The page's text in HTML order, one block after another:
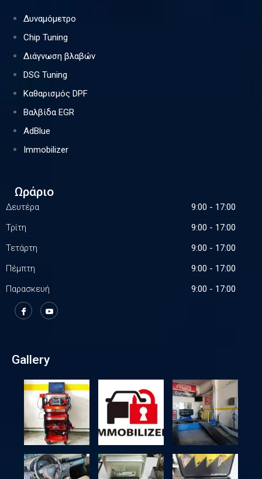
Δυναμόμετρο
Chip Tuning
Διάγνωση βλαβών
DSG Tuning
Καθαρισμός DPF
Βαλβίδα EGR
AdBlue
Immobilizer
Ωράριο
Δευτέρα
9:00 - 17:00
Τρίτη
9:00 - 17:00
Τετάρτη
9:00 - 17:00
Πέμπτη
9:00 - 17:00
Παρασκευή
9:00 - 17:00
Gallery